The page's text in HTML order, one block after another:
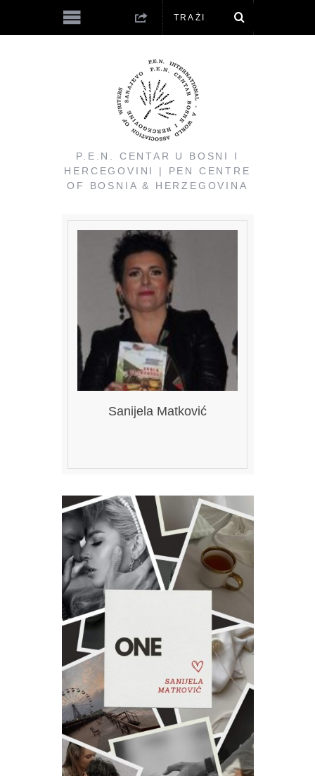
P.E.N. CENTAR U BOSNI I
HERCEGOVINI | PEN CENTRE
OF BOSNIA & HERZEGOVINA
Sanijela Matković